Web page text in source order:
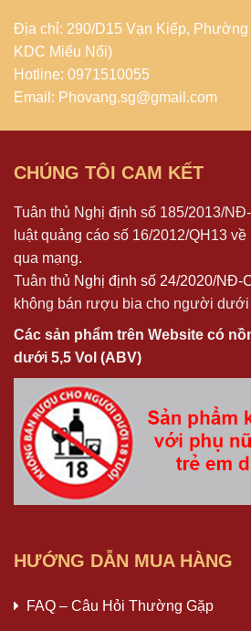
Địa chỉ: 290/D15 Vạn Kiếp,
KDC Miếu Nổi)
Hotline: 0971510055
Email: Phovang.sg@gmail.com
CHÚNG TÔI CAM KẾT
Tuân thủ Nghị định số 185/2013/
luật quảng cáo số 16/2012/QH13
qua mạng.
Tuân thủ Nghị định số 24/2020/NĐ-
không bán rượu bia cho người dưới
Các sản phẩm trên Website có
dưới 5,5 Vol (ABV)
HƯỚNG DẪN MUA HÀNG
FAQ – Câu Hỏi Thường Gặp